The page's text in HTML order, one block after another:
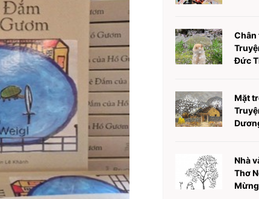
Chân
Đức
Mặt
Nhà
Thơ
Mừng